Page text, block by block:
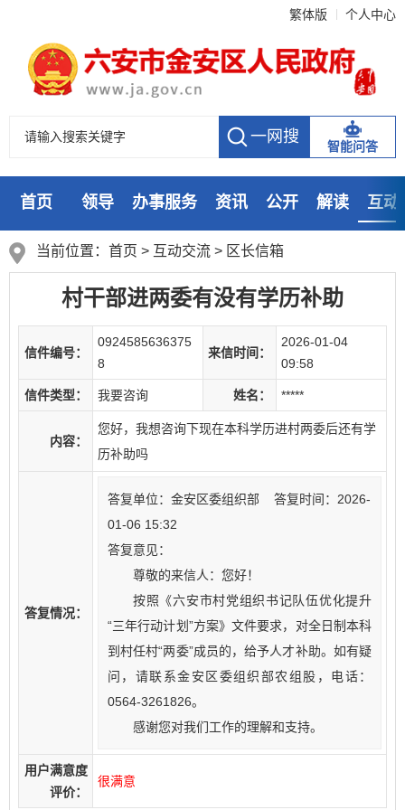
繁体版 个人中心
智能问答
首页 领导 办事服务 资讯 公开 解读 互动
数据 走进
当前位置： 首页 > 互动交流 > 区长信箱
村干部进两委有没有学历补助
信件编号：
0924585636375
8
来信时间：
2026-01-04
09:58
信件类型： 我要咨询 姓名： *****
内容：
您好，我想咨询下现在本科学历进村两委后还有学
历补助吗
答复情况：
答复单位：金安区委组织部 答复时间：2026-
01-06 15:32
答复意见：
尊敬的来信人：您好！
按照《六安市村党组织书记队伍优化提升
“三年行动计划”方案》文件要求，对全日制本科
到村任村“两委”成员的，给予人才补助。如有疑
问，请联系金安区委组织部农组股，电话：
0564-3261826。
感谢您对我们工作的理解和支持。
用户满意度
评价：
很满意